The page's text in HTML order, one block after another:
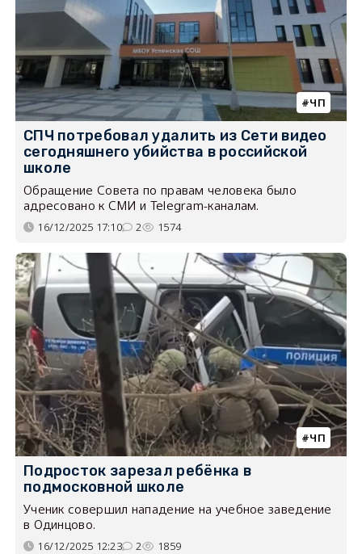
ЧП
СПЧ потребовал удалить из Сети видео
сегодняшнего убийства в российской
школе
Обращение Совета по правам человека было
адресовано к СМИ и Telegram-каналам.
16/12/2025 17:10 2 1574
ЧП
Подросток зарезал ребёнка в
подмосковной школе
Ученик совершил нападение на учебное заведение
в Одинцово.
16/12/2025 12:23 2 1859